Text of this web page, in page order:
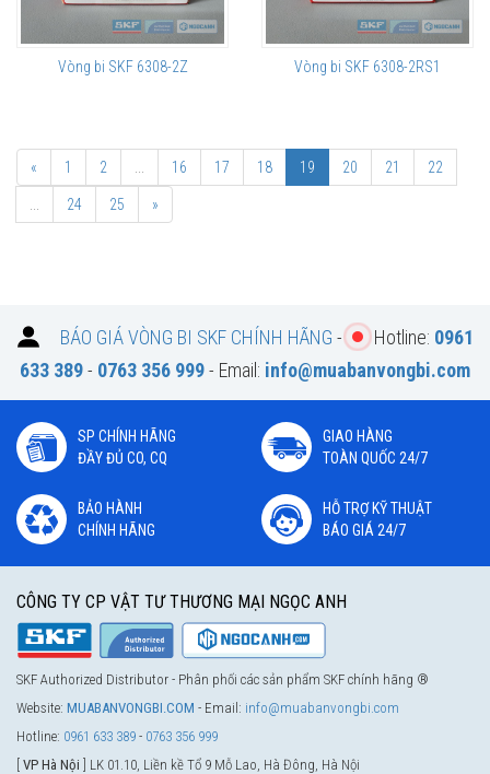
Vòng bi SKF 6308-2Z Vòng bi SKF 6308-2RS1
« 1 2 16 17 18 19 20 21 22
24 25 »
BÁO GIÁ VÒNG BI SKF CHÍNH HÃNG - Hotline: 0961
633 389- 0763 356 999- Email: info@muabanvongbi.com
SP CHÍNH HÃNG
ĐẦY ĐỦ CO, CQ
GIAO HÀNG
TOÀN QUỐC 24/7
BẢO HÀNH
CHÍNH HÃNG
HỖ TRỢ KỸ THUẬT
BÁO GIÁ 24/7
CÔNG TY CP VẬT TƯ THƯƠNG MẠI NGỌC ANH
SKF Authorized Distributor - Phân phối các sản phẩm SKF chính hãng ®
Website: MUABANVONGBI.COM - Email: info@muabanvongbi.com
Hotline: 0961 633 389 - 0763 356 999
VP Hà Nội ] LK 01.10, Liền kề Tổ 9 Mỗ Lao, Hà Đông, Hà Nội